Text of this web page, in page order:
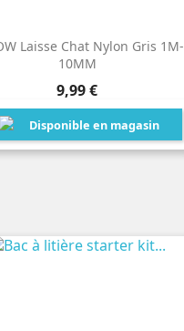
Laisse Chat Nylon Gris 1M-
10MM
Prix
9,99 €
Disponible en magasin